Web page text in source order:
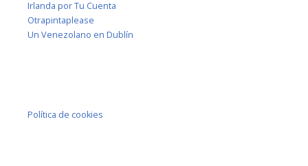
Irlanda por Tu Cuenta
Otrapintaplease
Un Venezolano en Dublín
Política de cookies